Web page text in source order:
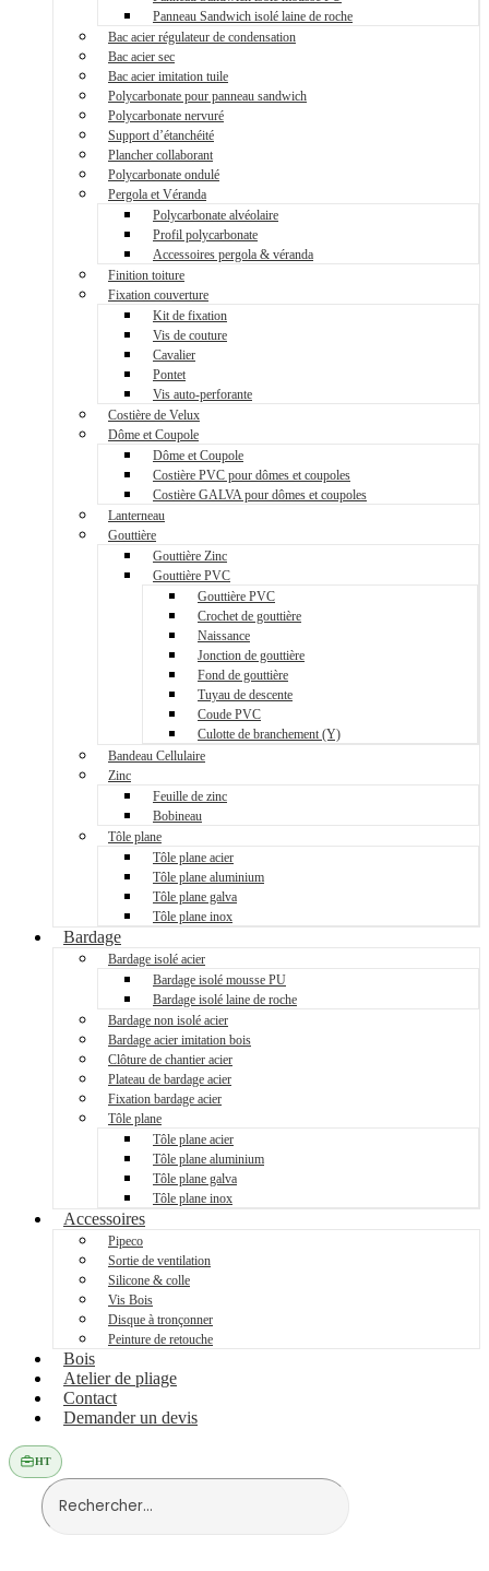
Panneau Sandwich isolé laine de roche
Bac acier régulateur de condensation
Bac acier sec
Bac acier imitation tuile
Polycarbonate pour panneau sandwich
Polycarbonate nervuré
Support d’étanchéité
Plancher collaborant
Polycarbonate ondulé
Pergola et Véranda
Polycarbonate alvéolaire
Profil polycarbonate
Accessoires pergola & véranda
Finition toiture
Fixation couverture
Kit de fixation
Vis de couture
Cavalier
Pontet
Vis auto-perforante
Costière de Velux
Dôme et Coupole
Dôme et Coupole
Costière PVC pour dômes et coupoles
Costière GALVA pour dômes et coupoles
Lanterneau
Gouttière
Gouttière Zinc
Gouttière PVC
Gouttière PVC
Crochet de gouttière
Naissance
Jonction de gouttière
Fond de gouttière
Tuyau de descente
Coude PVC
Culotte de branchement (Y)
Bandeau Cellulaire
Zinc
Feuille de zinc
Bobineau
Tôle plane
Tôle plane acier
Tôle plane aluminium
Tôle plane galva
Tôle plane inox
Bardage
Bardage isolé acier
Bardage isolé mousse PU
Bardage isolé laine de roche
Bardage non isolé acier
Bardage acier imitation bois
Clôture de chantier acier
Plateau de bardage acier
Fixation bardage acier
Tôle plane
Tôle plane acier
Tôle plane aluminium
Tôle plane galva
Tôle plane inox
Accessoires
Pipeco
Sortie de ventilation
Silicone & colle
Vis Bois
Disque à tronçonner
Peinture de retouche
Bois
Atelier de pliage
Contact
Demander un devis
HT